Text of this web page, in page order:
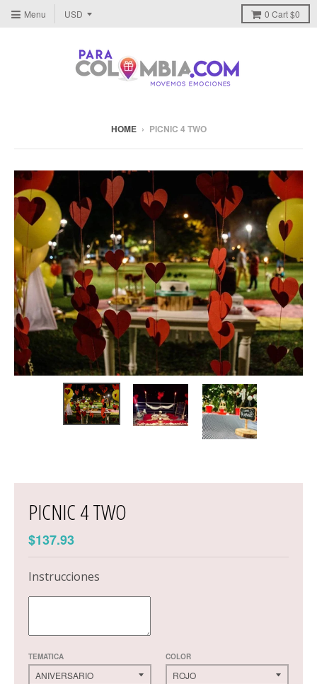
Menu 0 Cart$0
HOME › PICNIC 4 TWO
PICNIC 4 TWO
$137.93
Instrucciones
TEMATICA COLOR